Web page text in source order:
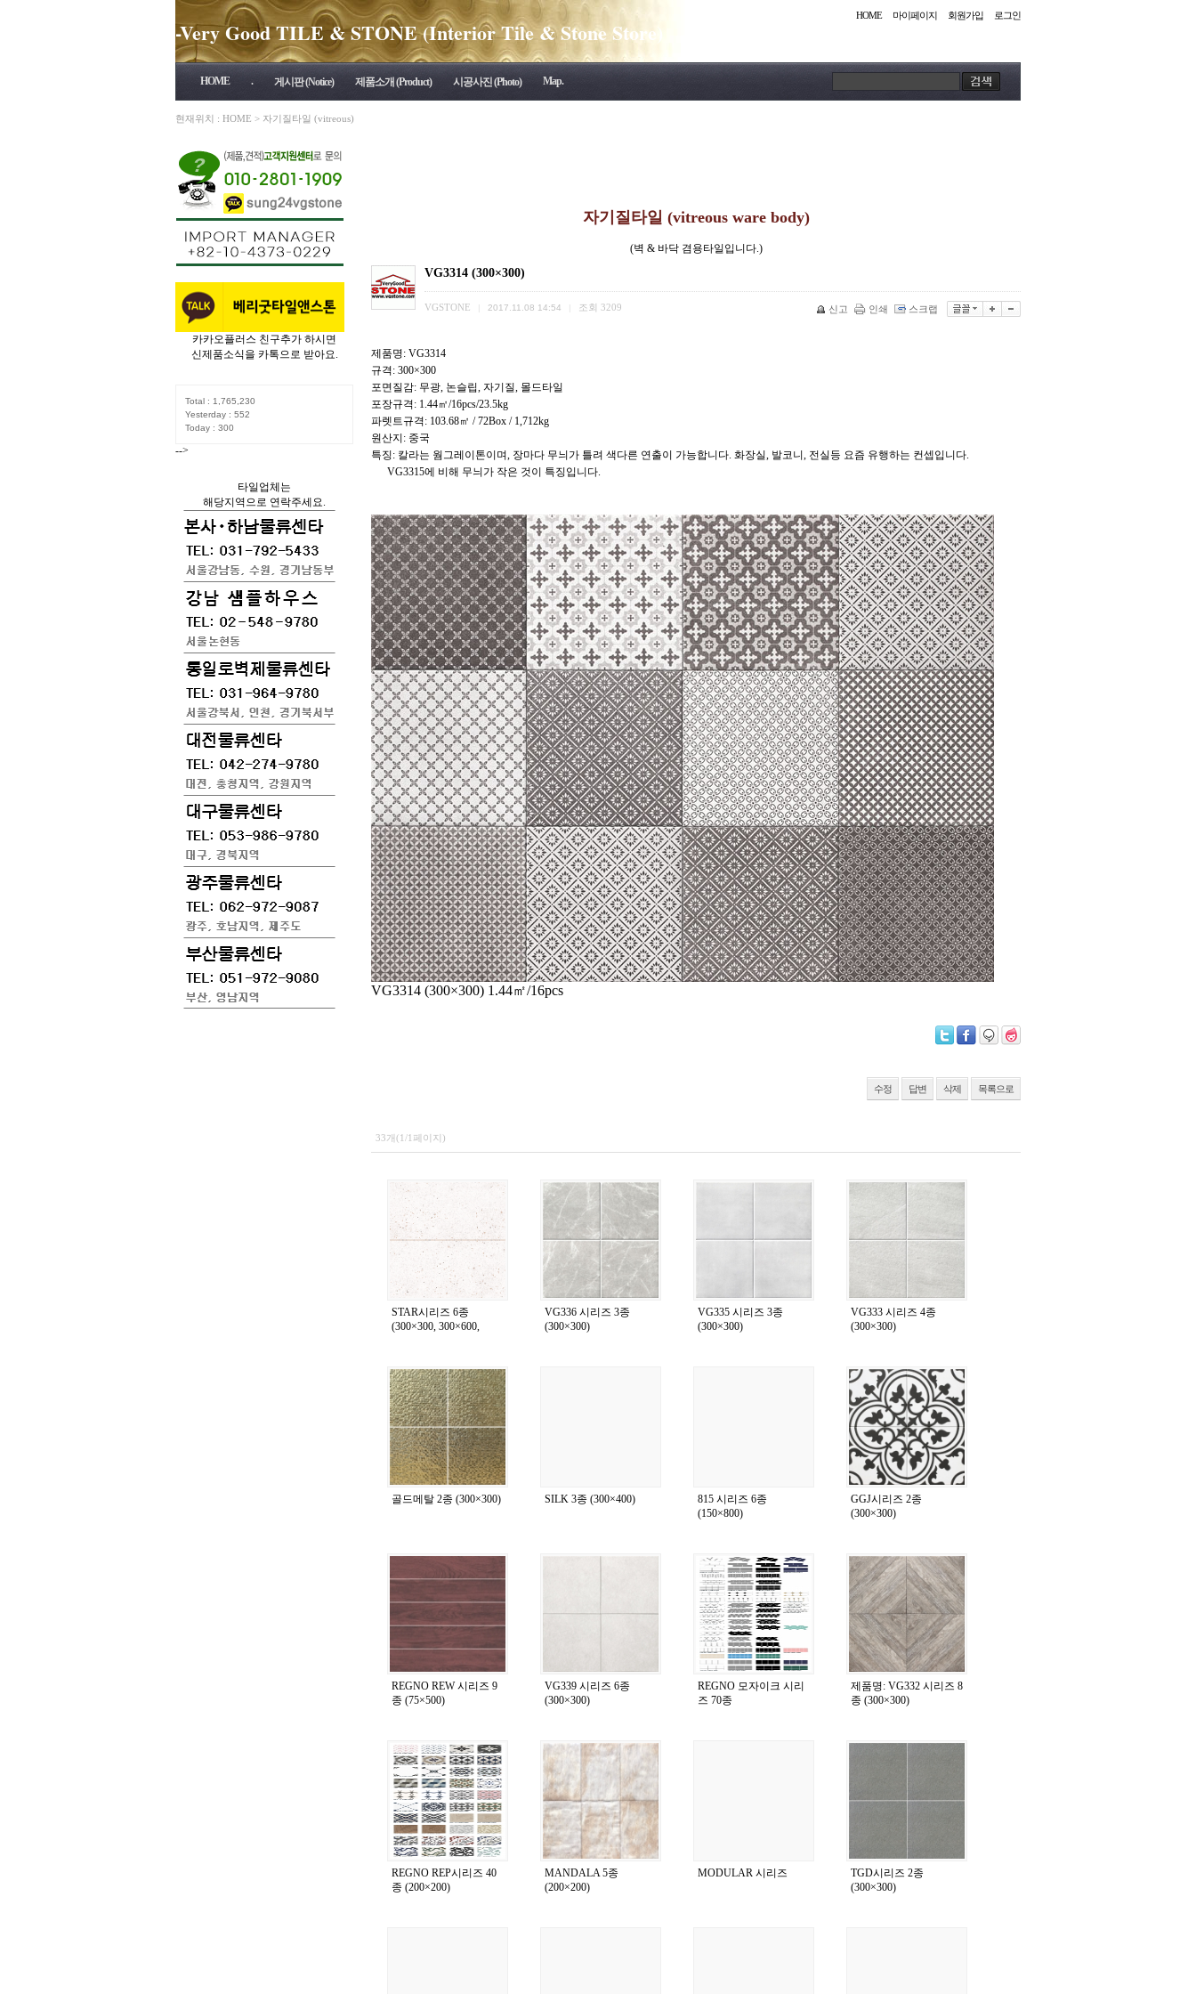
-Very Good TILE & STONE (Interior Tile & Stone Store)
HOME 마이페이지 회원가입 로그인
HOME . 게시판 (Notice) 제품소개 (Product) 시공사진 (Photo) Map.
현재위치 : HOME > 자기질타일 (vitreous)
카카오플러스 친구추가 하시면
신제품소식을 카톡으로 받아요.
Total : 1,765,230
Yesterday : 552
Today : 300
-->
타일업체는
해당지역으로 연락주세요.
자기질타일 (vitreous ware body)
(벽 & 바닥 겸용타일입니다.)
VG3314 (300×300)
VGSTONE 2017.11.08 14:54 조회 3209 신고 인쇄 스크랩
제품명: VG3314
규격: 300×300
포면질감: 무광, 논슬립, 자기질, 몰드타일
포장규격: 1.44㎡/16pcs/23.5kg
파렛트규격: 103.68㎡ / 72Box / 1,712kg
원산지: 중국
특징: 칼라는 웜그레이톤이며, 장마다 무늬가 틀려 색다른 연출이 가능합니다. 화장실, 발코니, 전실등 요즘 유행하는 컨셉입니다.
VG3315에 비해 무늬가 작은 것이 특징입니다.
VG3314 (300×300) 1.44㎡/16pcs
수정 답변 삭제 목록으로
33개(1/1페이지)
STAR시리즈 6종
(300×300, 300×600,
VG336 시리즈 3종
(300×300)
VG335 시리즈 3종
(300×300)
VG333 시리즈 4종
(300×300)
골드메탈 2종 (300×300) SILK 3종 (300×400)
815 시리즈 6종
(150×800)
GGJ시리즈 2종
(300×300)
REGNO REW 시리즈 9
종 (75×500)
VG339 시리즈 6종
(300×300)
REGNO 모자이크 시리
즈 70종
제품명: VG332 시리즈 8
종 (300×300)
REGNO REP시리즈 40
종 (200×200)
MANDALA 5종
(200×200)
MODULAR 시리즈
TGD시리즈 2종
(300×300)